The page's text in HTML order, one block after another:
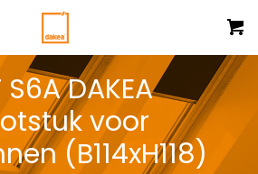
S6A DAKEA
voor
(B114xH118)